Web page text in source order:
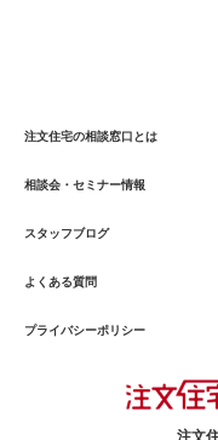
注文住宅の相談窓口とは
相談会・セミナー情報
スタッフブログ
よくある質問
プライバシーポリシー
注文